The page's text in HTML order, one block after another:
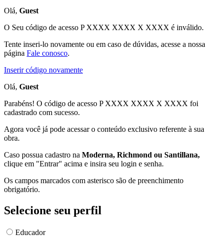
Olá, Guest
O Seu código de acesso P XXXX XXXX X XXXX é inválido.
Tente inseri-lo novamente ou em caso de dúvidas, acesse a nossa
página Fale conosco.
Inserir código novamente
Olá, Guest
Parabéns! O código de acesso P XXXX XXXX X XXXX foi
cadastrado com sucesso.
Agora você já pode acessar o conteúdo exclusivo referente à sua
obra.
Caso possua cadastro na Moderna, Richmond ou Santillana,
clique em "Entrar" acima e insira seu login e senha.
Os campos marcados com asterisco são de preenchimento
obrigatório.
Selecione seu perfil
Educador